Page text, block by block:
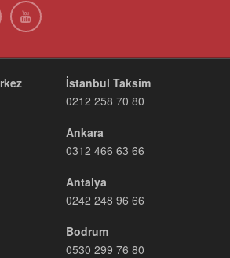
İstanbul Taksim
0212 258 70 80
Ankara
0312 466 63 66
Antalya
0242 248 96 66
Bodrum
0530 299 76 80